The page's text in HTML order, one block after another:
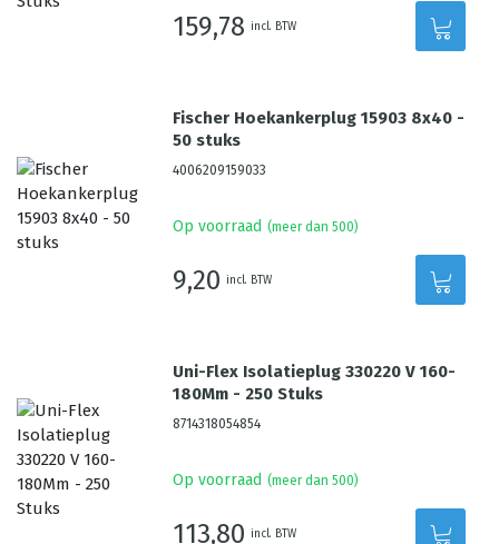
159,78 incl. BTW
Fischer Hoekankerplug 15903 8x40 -
50 stuks
4006209159033
Op voorraad (meer dan 500)
9,20 incl. BTW
Uni-Flex Isolatieplug 330220 V 160-
180Mm - 250 Stuks
8714318054854
Op voorraad (meer dan 500)
113,80 incl. BTW